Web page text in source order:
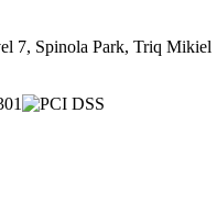
7, Spinola Park, Triq Mikiel